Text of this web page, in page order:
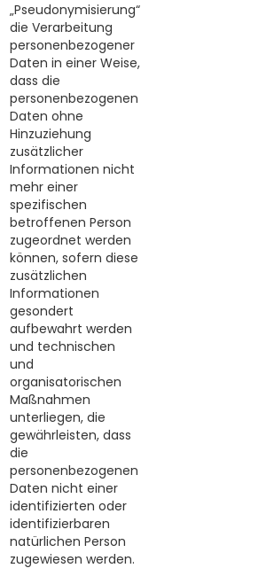
„Pseudonymisierung“
die Verarbeitung
personenbezogener
Daten in einer Weise,
dass die
personenbezogenen
Daten ohne
Hinzuziehung
zusätzlicher
Informationen nicht
mehr einer
spezifischen
betroffenen Person
zugeordnet werden
können, sofern diese
zusätzlichen
Informationen
gesondert
aufbewahrt werden
und technischen
und
organisatorischen
Maßnahmen
unterliegen, die
gewährleisten, dass
die
personenbezogenen
Daten nicht einer
identifizierten oder
identifizierbaren
natürlichen Person
zugewiesen werden.